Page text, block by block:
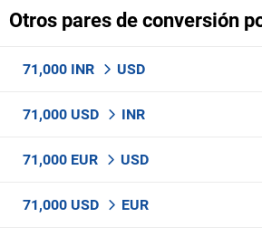
Otros pares de conversión
71,000 INR USD
71,000 USD INR
71,000 EUR USD
71,000 USD EUR